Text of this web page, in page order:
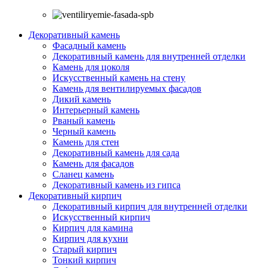
Декоративный камень
Фасадный камень
Декоративный камень для внутренней отделки
Камень для цоколя
Искусственный камень на стену
Камень для вентилируемых фасадов
Дикий камень
Интерьерный камень
Рваный камень
Черный камень
Камень для стен
Декоративный камень для сада
Камень для фасадов
Сланец камень
Декоративный камень из гипса
Декоративный кирпич
Декоративный кирпич для внутренней отделки
Искусственный кирпич
Кирпич для камина
Кирпич для кухни
Старый кирпич
Тонкий кирпич